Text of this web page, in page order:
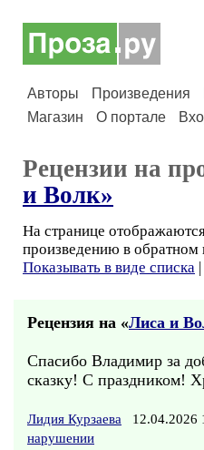
Авторы Произведения
Магазин
О портале
Рецензии на
и Волк»
На странице
произведению в обратном
Показывать в виде списка |
Рецензия на «Лиса и
Спасибо Владимир за
сказку! С праздником!
Лидия Курзаева 12.04.2026
нарушении